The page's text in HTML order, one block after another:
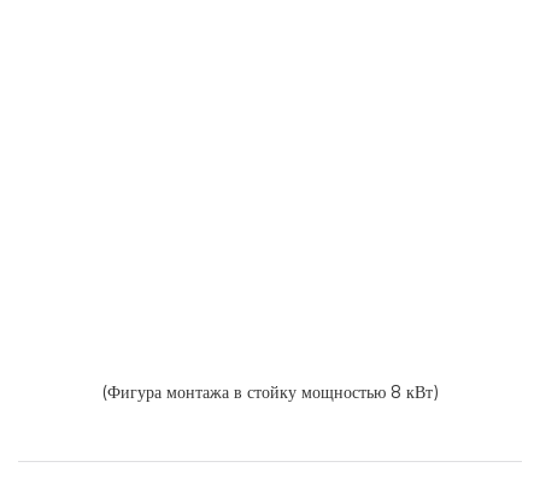
(Фигура монтажа в стойку мощностью 8 кВт)